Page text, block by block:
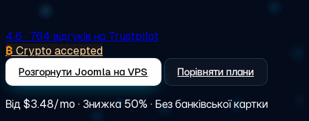
4.6 · 764 відгуків на Trustpilot
₿ Crypto accepted
Розгорнути Joomla на VPS Порівняти плани
Від$3.48/mo · Знижка 50% · Без банківської картки